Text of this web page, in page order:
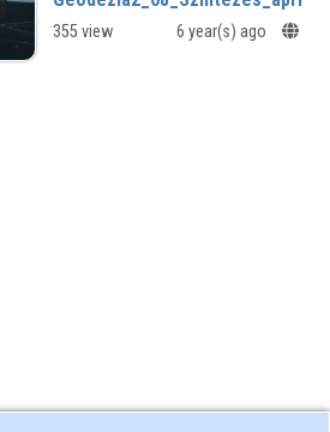
355 view 6 year(s) ago